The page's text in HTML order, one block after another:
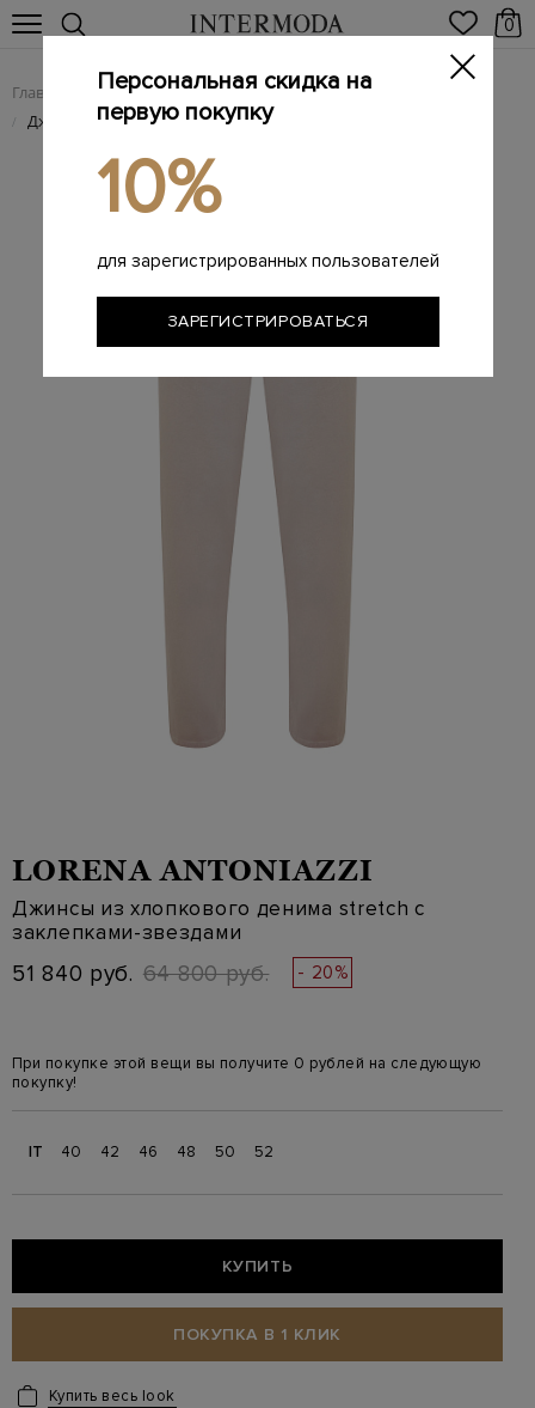
0
Главная Женщинам / Женская одежда / Женские джинсы
/ Джинсы из хлопкового денима stretch с заклепками-звездами
LORENA ANTONIAZZI
Джинсы из хлопкового денима stretch с
заклепками-звездами
51 840 руб. 64 800 руб. - 20%
При покупке этой вещи вы получите 0 рублей на следующую
покупку!
IT 40 42 46 48 50 52
КУПИТЬ
ПОКУПКА В 1 КЛИК
Купить весь look
Персональная скидка на
первую покупку
10%
для зарегистрированных пользователей
ЗАРЕГИСТРИРОВАТЬСЯ